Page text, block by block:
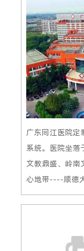
广东同江医院定
系统。医院坐落
文教鼎盛、岭南
心地带----顺德
境优美，紧靠广
的引进和培养